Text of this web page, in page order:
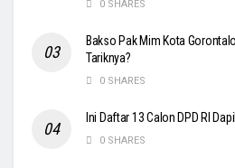
0 SHARES
Bakso Pak Mim Kota
Tariknya?
0 SHARES
Ini Daftar 13 Calon DPD RI
0 SHARES